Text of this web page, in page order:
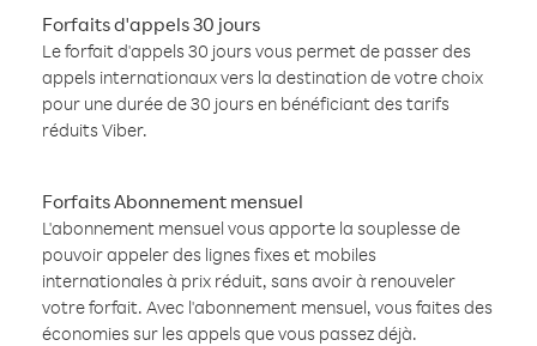
Forfaits d'appels 30 jours
Le forfait d'appels 30 jours vous permet de passer des
appels internationaux vers la destination de votre choix
pour une durée de 30 jours en bénéficiant des tarifs
réduits Viber.
Forfaits Abonnement mensuel
L'abonnement mensuel vous apporte la souplesse de
pouvoir appeler des lignes fixes et mobiles
internationales à prix réduit, sans avoir à renouveler
votre forfait. Avec l'abonnement mensuel, vous faites des
économies sur les appels que vous passez déjà.